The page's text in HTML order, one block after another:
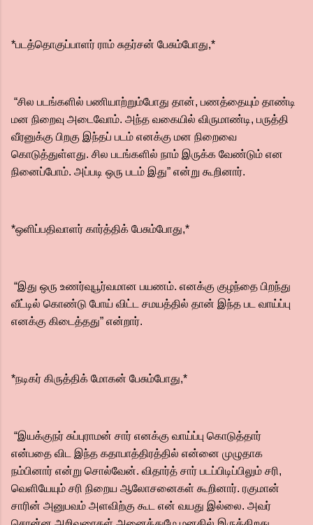
*படத்தொகுப்பாளர் ராம் சுதர்சன் பேசும்போது,*
“சில படங்களில் பணியாற்றும்போது தான், பணத்தையும் தாண்டி
மன நிறைவு அடைவோம். அந்த வகையில் விருமாண்டி, பருத்தி
வீரனுக்கு பிறகு இந்தப் படம் எனக்கு மன நிறைவை
கொடுத்துள்ளது. சில படங்களில் நாம் இருக்க வேண்டும் என
நினைப்போம். அப்படி ஒரு படம் இது” என்று கூறினார்.
*ஒளிப்பதிவாளர் கார்த்திக் பேசும்போது,*
“இது ஒரு உணர்வுபூர்வமான பயணம். எனக்கு குழந்தை பிறந்து
வீட்டில் கொண்டு போய் விட்ட சமயத்தில் தான் இந்த பட வாய்ப்பு
எனக்கு கிடைத்தது” என்றார்.
*நடிகர் கிருத்திக் மோகன் பேசும்போது,*
“இயக்குநர் சுப்புராமன் சார் எனக்கு வாய்ப்பு கொடுத்தார்
என்பதை விட இந்த கதாபாத்திரத்தில் என்னை முழுதாக
நம்பினார் என்று சொல்வேன். விதார்த் சார் படப்பிடிப்பிலும் சரி,
வெளியேயும் சரி நிறைய ஆலோசனைகள் கூறினார். ரகுமான்
சாரின் அனுபவம் அளவிற்கு கூட என் வயது இல்லை. அவர்